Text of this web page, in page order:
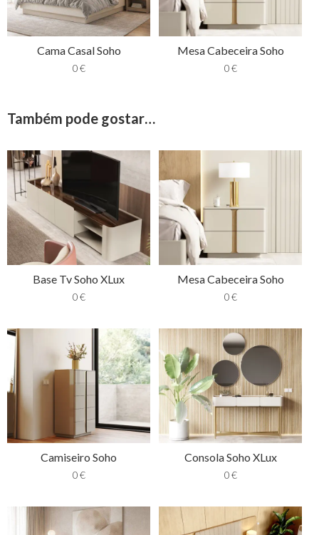
Cama Casal Soho
0€
Mesa Cabeceira Soho
0€
Também pode gostar…
Base Tv Soho XLux
0€
Mesa Cabeceira Soho
0€
Camiseiro Soho
0€
Consola Soho XLux
0€